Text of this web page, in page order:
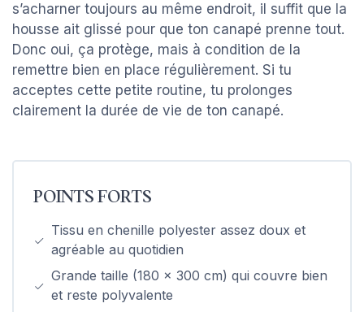
s’acharner toujours au même endroit, il suffit que la
housse ait glissé pour que ton canapé prenne tout.
Donc oui, ça protège, mais à condition de la
remettre bien en place régulièrement. Si tu
acceptes cette petite routine, tu prolonges
clairement la durée de vie de ton canapé.
POINTS FORTS
Tissu en chenille polyester assez doux et
agréable au quotidien
Grande taille (180 x 300 cm) qui couvre bien
et reste polyvalente